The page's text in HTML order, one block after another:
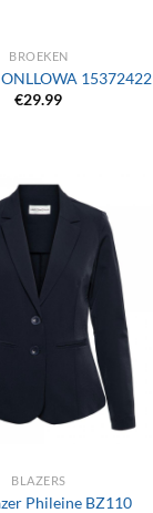
BROEKEN
15372422
€29.99
BLAZERS
Phileine BZ110